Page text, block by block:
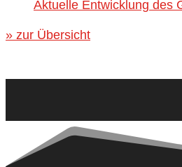
Aktuelle Entwicklung des
» zur Übersicht